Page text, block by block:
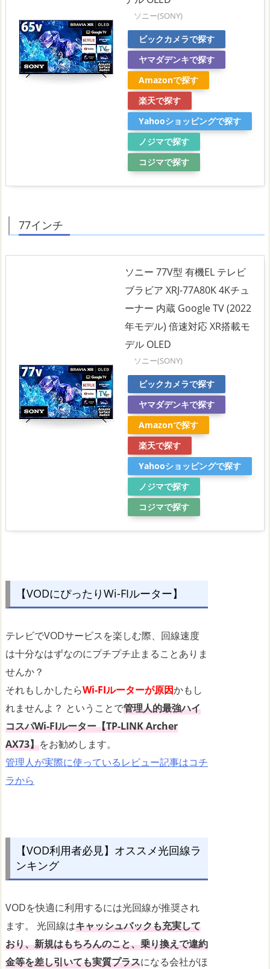
ソニー(SONY)
ビックカメラで探す
ヤマダデンキで探す
Amazonで探す
楽天で探す
Yahooショッピングで探す
ノジマで探す
コジマで探す
77インチ
ソニー 77V型 有機EL テレビ
ブラビア XRJ-77A80K 4Kチュ
ーナー 内蔵 Google TV (2022
年モデル) 倍速対応 XR搭載モ
デル OLED
ソニー(SONY)
ビックカメラで探す
ヤマダデンキで探す
Amazonで探す
楽天で探す
Yahooショッピングで探す
ノジマで探す
コジマで探す
【VODにぴったりWi-FIルーター】
テレビでVODサービスを楽しむ際、回線速度
は十分なはずなのにプチプチ止まることありま
せんか？
それもしかしたらWi-FIルーターが原因かもし
れませんよ？ ということで管理人的最強ハイ
コスパWi-FIルーター【TP-LINK Archer
AX73】をお勧めします。
管理人が実際に使っているレビュー記事はコチ
ラから
【VOD利用者必見】オススメ光回線ラ
ンキング
VODを快適に利用するには光回線が推奨され
ます。 光回線はキャッシュバックも充実して
おり、新規はもちろんのこと、乗り換えで違約
金等を差し引いても実質プラスになる会社がほ